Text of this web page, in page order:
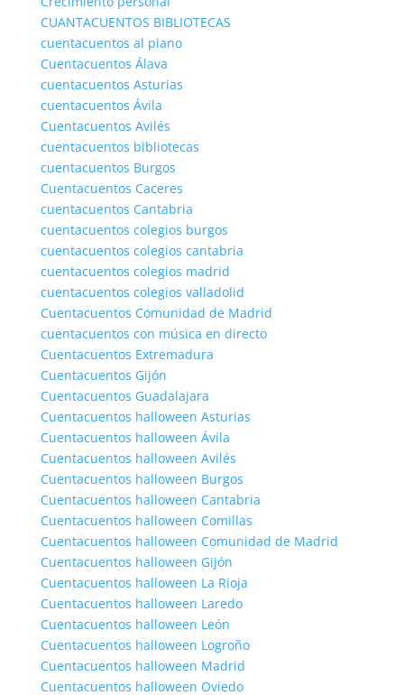
CUANTACUENTOS BIBLIOTECAS
cuentacuentos al piano
Cuentacuentos Álava
cuentacuentos Asturias
cuentacuentos Ávila
Cuentacuentos Avilés
cuentacuentos bibliotecas
cuentacuentos Burgos
Cuentacuentos Caceres
cuentacuentos Cantabria
cuentacuentos colegios burgos
cuentacuentos colegios cantabria
cuentacuentos colegios madrid
cuentacuentos colegios valladolid
Cuentacuentos Comunidad de Madrid
cuentacuentos con música en directo
Cuentacuentos Extremadura
Cuentacuentos Gijón
Cuentacuentos Guadalajara
Cuentacuentos halloween Asturias
Cuentacuentos halloween Ávila
Cuentacuentos halloween Avilés
Cuentacuentos halloween Burgos
Cuentacuentos halloween Cantabria
Cuentacuentos halloween Comillas
Cuentacuentos halloween Comunidad de Madrid
Cuentacuentos halloween Gijón
Cuentacuentos halloween La Rioja
Cuentacuentos halloween Laredo
Cuentacuentos halloween León
Cuentacuentos halloween Logroño
Cuentacuentos halloween Madrid
Cuentacuentos halloween Oviedo